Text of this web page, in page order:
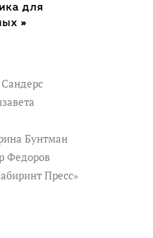
для
»
Бунтман
Федоров
Пресс»